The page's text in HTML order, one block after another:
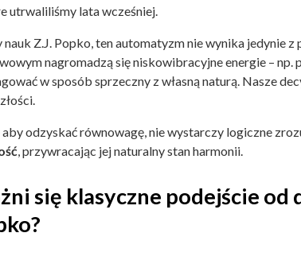
utrwaliliśmy lata wcześniej.
Z.J. Popko, ten automatyzm nie wynika jedynie z
nagromadzą się niskowibracyjne energie – np.
w sposób sprzeczny z własną naturą. Nasze
aby odzyskać równowagę, nie wystarczy logiczne
, przywracając jej naturalny stan harmonii.
się klasyczne podejście